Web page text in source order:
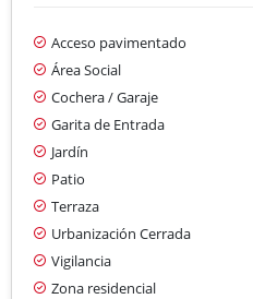
Acceso pavimentado
Área Social
Cochera / Garaje
Garita de Entrada
Jardín
Patio
Terraza
Urbanización Cerrada
Vigilancia
Zona residencial